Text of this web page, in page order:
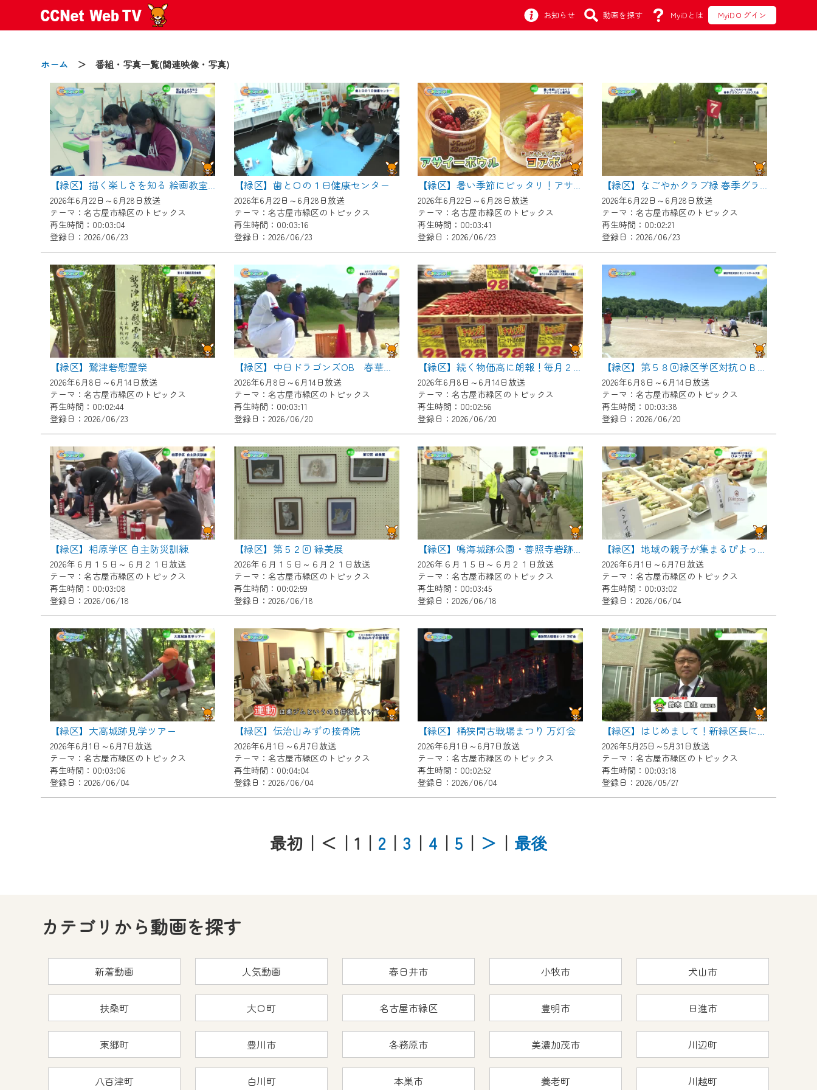
お知らせ 動画を探す MyiDとは MyiDログイン
ホーム ＞ 番組・写真一覧(関連映像・写真)
【緑区】描く楽しさを知る 絵画教室ボザール
2026年6月22日～6月28日放送
テーマ：名古屋市緑区のトピックス
再生時間：00:03:04
登録日：2026/06/23
【緑区】歯と口の１日健康センター
2026年6月22日～6月28日放送
テーマ：名古屋市緑区のトピックス
再生時間：00:03:16
登録日：2026/06/23
【緑区】暑い季節にピッタリ！アサイーボウル専門店
2026年6月22日～6月28日放送
テーマ：名古屋市緑区のトピックス
再生時間：00:03:41
登録日：2026/06/23
【緑区】なごやかクラブ緑 春季グラウンド・ゴルフ大会
2026年6月22日～6月28日放送
テーマ：名古屋市緑区のトピックス
再生時間：00:02:21
登録日：2026/06/23
【緑区】鷲津砦慰霊祭
2026年6月8日～6月14日放送
テーマ：名古屋市緑区のトピックス
再生時間：00:02:44
登録日：2026/06/23
【緑区】中日ドラゴンズOB 春華しろつち保育園で野球教室
2026年6月8日～6月14日放送
テーマ：名古屋市緑区のトピックス
再生時間：00:03:11
登録日：2026/06/20
【緑区】続く物価高に朗報！毎月２０日はなるぱーくで野菜つめ放題！
2026年6月8日～6月14日放送
テーマ：名古屋市緑区のトピックス
再生時間：00:02:56
登録日：2026/06/20
【緑区】第５８回緑区学区対抗ＯＢソフトボール大会
2026年6月8日～6月14日放送
テーマ：名古屋市緑区のトピックス
再生時間：00:03:38
登録日：2026/06/20
【緑区】相原学区 自主防災訓練
2026年６月１５日～６月２１日放送
テーマ：名古屋市緑区のトピックス
再生時間：00:03:08
登録日：2026/06/18
【緑区】第５２回 緑美展
2026年６月１５日～６月２１日放送
テーマ：名古屋市緑区のトピックス
再生時間：00:02:59
登録日：2026/06/18
【緑区】鳴海城跡公園・善照寺砦跡ゴミ拾い活動
2026年６月１５日～６月２１日放送
テーマ：名古屋市緑区のトピックス
再生時間：00:03:45
登録日：2026/06/18
【緑区】地域の親子が集まるぴよっ子食堂
2026年6月1日～6月7日放送
テーマ：名古屋市緑区のトピックス
再生時間：00:03:02
登録日：2026/06/04
【緑区】大高城跡見学ツアー
2026年6月1日～6月7日放送
テーマ：名古屋市緑区のトピックス
再生時間：00:03:06
登録日：2026/06/04
【緑区】伝治山みずの接骨院
2026年6月1日～6月7日放送
テーマ：名古屋市緑区のトピックス
再生時間：00:04:04
登録日：2026/06/04
【緑区】桶狭間古戦場まつり 万灯会
2026年6月1日～6月7日放送
テーマ：名古屋市緑区のトピックス
再生時間：00:02:52
登録日：2026/06/04
【緑区】はじめまして！新緑区長にインタビュー
2026年5月25日～5月31日放送
テーマ：名古屋市緑区のトピックス
再生時間：00:03:18
登録日：2026/05/27
最初 ｜＜ ｜1 ｜ 2 ｜ 3 ｜ 4 ｜ 5 ｜ ＞ ｜ 最後
カテゴリから動画を探す
新着動画 人気動画 春日井市 小牧市 犬山市
扶桑町 大口町 名古屋市緑区 豊明市 日進市
東郷町 豊川市 各務原市 美濃加茂市 川辺町
八百津町 白川町 本巣市 養老町 川越町
お知らせ
2024/09/02
動画配信サービス『CCNet Web TV』は2024年9月24日からリニューアルします！
【変更点】
◆デザイン変更により、お住まいの地域の動画コンテンツが一目瞭然。
◆当社アプリやＰＣブラウザから、いつでも・どこでも・外出先でも！
CCNetサービスエリア20市町の地域情報番組をご視聴いただけます！
【ご注意】
2024年9月24日からはご加入者様へのサービス向上のため、
『CCNet Web TV』を利用いただくには、一部コンテンツを除き、
CCNetサービスへの加入と『CCNetマイページ※』へのログインが必要となります。
何卒、ご理解ご了承の程よろしくお願いいたします。
※マイページへのログインには、MyIDが必要となります。
※MyIDとは、CCNet Web TVを含むCCNetの各種サービスをご利用頂くためのIDです。
IDはお客様が使っているメールアドレスで設定できます。
（GmailやYahooなどのフリーメールアドレスでも作成可能です）
※マイページへのログイン・MyIDの新規登録は
※CCNetアプリをご利用中の方は引き続きご視聴いただけます。
＜メンテナンス情報＞
CCNetWebTVのリニューアルにともないメンテナンス作業を予定しています。
日時 9/24 9:30～16:30
作業の間は、CCNetWebTVの画面が「メンテナンス中」になり、ご利用いただけません。
ご不便をおかけいたしますが、ご了承の程よろしくお願いいたします。